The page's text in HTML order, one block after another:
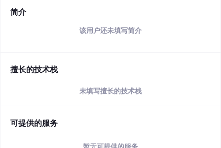
简介
该用户还未填写简介
擅长的技术栈
未填写擅长的技术栈
可提供的服务
暂无可提供的服务